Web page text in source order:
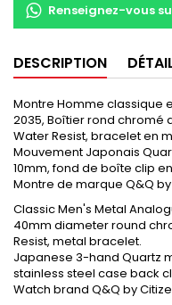
Renseignez-vous
DESCRIPTION
Montre Homme classique
2035, Boîtier rond chromé
Water Resist, bracelet en
Mouvement Japonais
10mm, fond de boîte clip
Montre de marque Q&Q by
Classic Men's Metal
40mm diameter round
Resist, metal bracelet.
Japanese 3-hand Quartz
stainless steel case back
Watch brand Q&Q by